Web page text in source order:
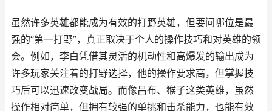
虽然许多英雄都能成为有效的打野英雄，但要问哪位是最
强的“第一打野”，真正取决于个人的操作技巧和对英雄的领
会。例如，李白凭借其灵活的机动性和高爆发的输出成为
许多玩家关注着的打野选择，他的操作要求高，但掌握技
巧后可以迅速改变战局。而像吕布、猴子这类英雄，虽然
操作相对简单，但拥有较强的单挑和击杀能力，也能有效